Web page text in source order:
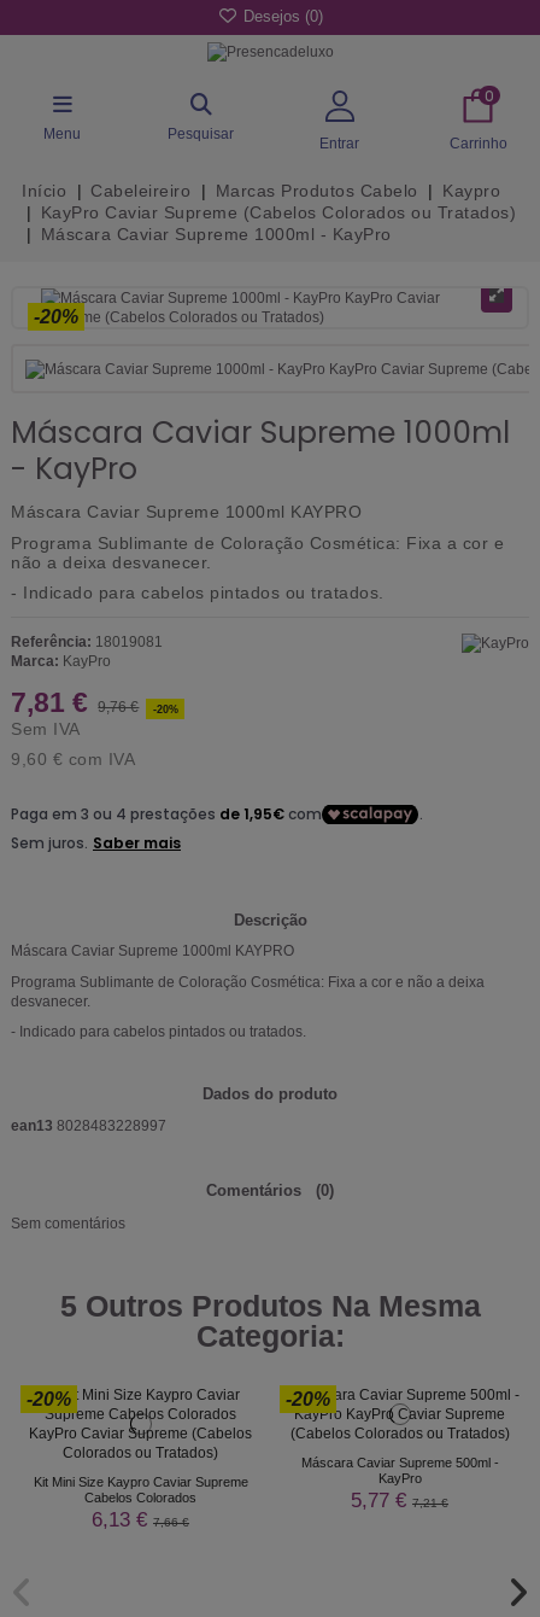
Desejos (0)
Menu Pesquisar
Entrar
0
Carrinho
Início Cabeleireiro Marcas Produtos Cabelo
Kaypro
KayPro Caviar Supreme (Cabelos Colorados ou Tratados)
Máscara Caviar Supreme 1000ml - KayPro
-20%
Máscara Caviar Supreme 1000ml
- KayPro
Máscara Caviar Supreme 1000ml KAYPRO
Programa Sublimante de Coloração Cosmética: Fixa a cor e
não a deixa desvanecer.
- Indicado para cabelos pintados ou tratados.
Referência: 18019081
Marca: KayPro
7,81 € 9,76 € -20%
Sem IVA
9,60 € com IVA
Descrição
Máscara Caviar Supreme 1000ml KAYPRO
Programa Sublimante de Coloração Cosmética: Fixa a cor e não a deixa
desvanecer.
- Indicado para cabelos pintados ou tratados.
Dados do produto
ean13 8028483228997
Comentários (0)
Sem comentários
5 Outros Produtos Na Mesma
Categoria:
-20%
Kit Mini Size Kaypro Caviar Supreme
Cabelos Colorados
6,13 € 7,66 €
-20%
Máscara Caviar Supreme 500ml -
KayPro
5,77 € 7,21 €